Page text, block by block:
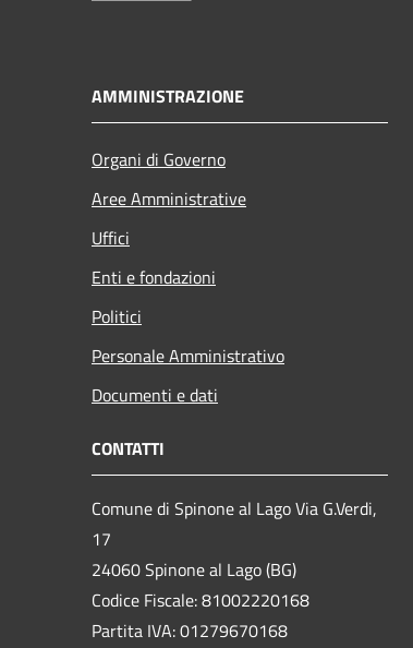
AMMINISTRAZIONE
Organi di Governo
Aree Amministrative
Uffici
Enti e fondazioni
Politici
Personale Amministrativo
Documenti e dati
CONTATTI
Comune di Spinone al Lago Via G.Verdi,
17
24060 Spinone al Lago (BG)
Codice Fiscale: 81002220168
Partita IVA: 01279670168